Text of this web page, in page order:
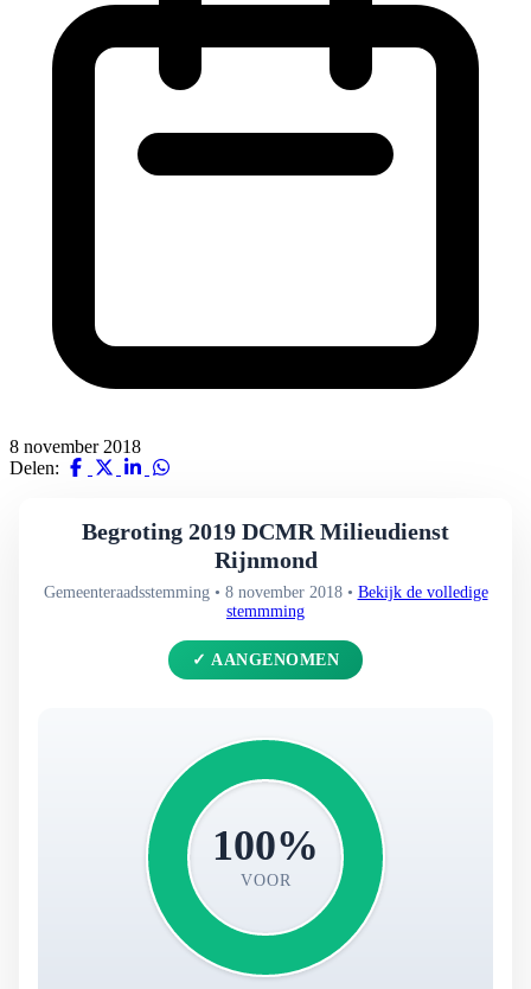
8 november 2018
Delen:
Begroting 2019 DCMR Milieudienst
Rijnmond
Gemeenteraadsstemming • 8 november 2018 • Bekijk de volledige
stemmming
✓ AANGENOMEN
100%
VOOR